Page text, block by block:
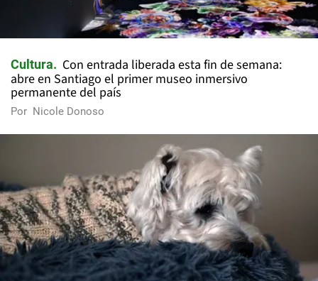
Cultura
Con entrada liberada esta fin de semana:
abre en Santiago el primer museo inmersivo
permanente del país
Por Nicole Donoso